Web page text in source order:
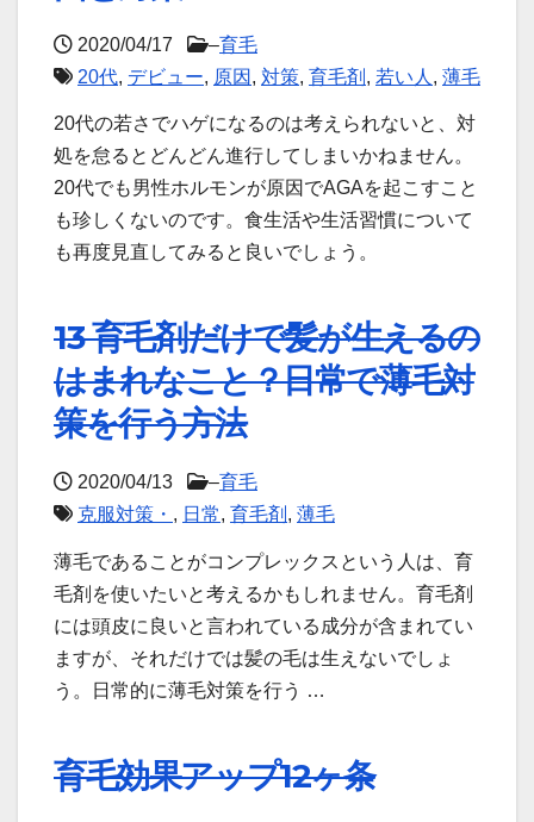
2020/04/17 –育毛
20代, デビュー, 原因 , 対策, 育毛剤 , 若い人 , 薄毛
20代の若さでハゲになるのは考えられないと、対
処を怠るとどんどん進行してしまいかねません。
20代でも男性ホルモンが原因でAGAを起こすこと
も珍しくないのです。食生活や生活習慣について
も再度見直してみると良いでしょう。
13 育毛剤だけで髪が生えるの
はまれなこと？日常で薄毛対
策を行う方法
2020/04/13 –育毛
克服対策・ , 日常, 育毛剤 , 薄毛
薄毛であることがコンプレックスという人は、育
毛剤を使いたいと考えるかもしれません。育毛剤
には頭皮に良いと言われている成分が含まれてい
ますが、それだけでは髪の毛は生えないでしょ
う。日常的に薄毛対策を行う …
育毛効果アップ12ヶ条